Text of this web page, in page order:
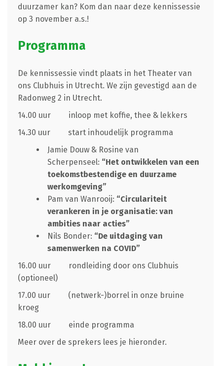
duurzamer kan? Kom dan naar deze kennissessie
op 3 november a.s.!
Programma
De kennissessie vindt plaats in het Theater van
ons Clubhuis in Utrecht. We zijn gevestigd aan de
Radonweg 2 in Utrecht.
14.00 uur inloop met koffie, thee & lekkers
14.30 uur start inhoudelijk programma
Jamie Douw & Rosine van
Scherpenseel: “Het ontwikkelen van een
toekomstbestendige en duurzame
werkomgeving”
Pam van Wanrooij: “Circulariteit
verankeren in je organisatie: van
ambities naar acties”
Nils Bonder: “De uitdaging van
samenwerken na COVID”
16.00 uur rondleiding door ons Clubhuis
(optioneel)
17.00 uur (netwerk-)borrel in onze bruine
kroeg
18.00 uur einde programma
Meer over de sprekers lees je hieronder.